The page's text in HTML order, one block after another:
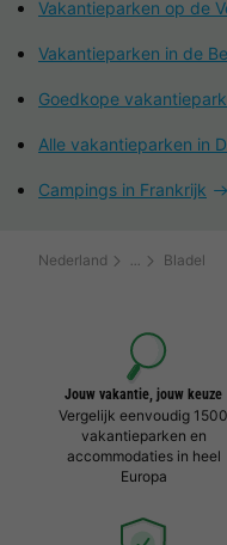
Vakantieparken op de
Vakantieparken in de
Goedkope
Alle vakantieparken in
Campings in Frankrijk
Nederland Bladel
Jouw vakantie, jouw keuze
Vergelijk eenvoudig 1500
vakantieparken en
accommodaties in heel
Europa